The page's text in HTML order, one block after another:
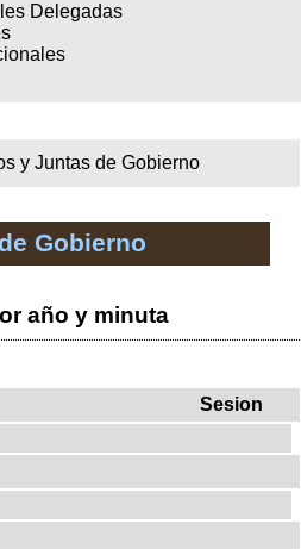
Delegadas
y Juntas de Gobierno
Gobierno
año y minuta
Sesion